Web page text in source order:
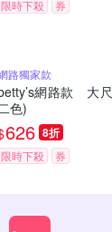
限時下殺 券
路獨家款
網路款 大
色)
626 8折
限時下殺 券